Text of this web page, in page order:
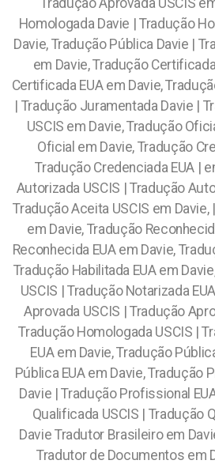
Tradução Aprovada USCIS
Homologada Davie | Tradução
Davie, Tradução Pública Davie |
em Davie, Tradução
Certificada EUA em Davie,
| Tradução Juramentada Davie |
USCIS em Davie, Tradução
Oficial em Davie, Tradução
Tradução Credenciada EUA |
Autorizada USCIS | Tradução
Tradução Aceita USCIS em Davie,
em Davie, Tradução
Reconhecida EUA em Davie,
Tradução Habilitada EUA em
USCIS | Tradução Notarizada
Aprovada USCIS | Tradução
Tradução Homologada USCIS |
EUA em Davie, Tradução
Pública EUA em Davie, Tradução
Davie | Tradução Profissional
Qualificada USCIS | Tradução
Davie Tradutor Brasileiro em
Tradutor de Documentos em